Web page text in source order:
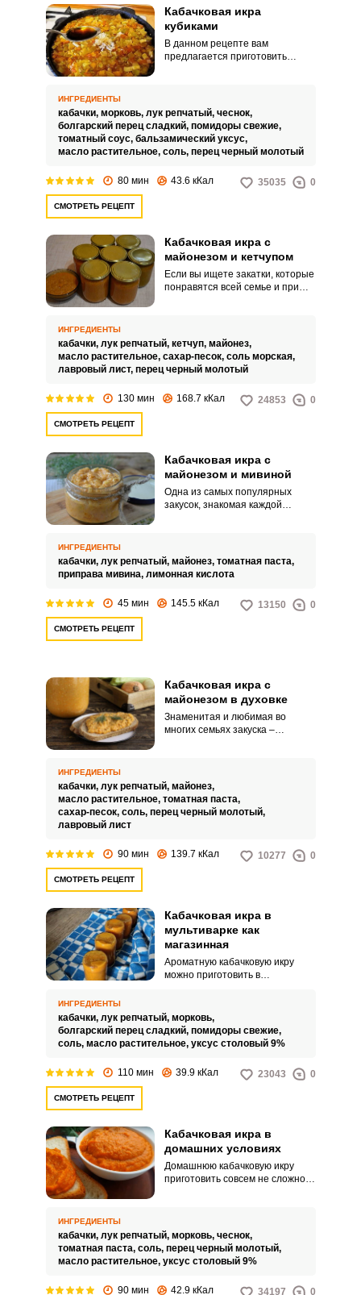
Кабачковая икра
кубиками
В данном рецепте вам
предлагается приготовить
и обжарим в сковородке.
ИНГРЕДИЕНТЫ
кабачки, морковь, лук репчатый, чеснок,
болгарский перец сладкий, помидоры свежие,
томатный соус, бальзамический уксус,
масло растительное, соль, перец черный молотый
80 мин 43.6 кКал 35035 0
СМОТРЕТЬ РЕЦЕПТ
Кабачковая икра с
майонезом и кетчупом
Если вы ищете закатки, которые
понравятся всей семье и при
обращайтесь к рецепту
кабачковой икры с майонезом и
кетчупом. Нежная и сочная
кабачковая икра станет
любому мясному или рыбному
ИНГРЕДИЕНТЫ
кабачки, лук репчатый, кетчуп, майонез,
масло растительное, сахар-песок, соль морская,
лавровый лист, перец черный молотый
130 мин 168.7 кКал 24853 0
СМОТРЕТЬ РЕЦЕПТ
Кабачковая икра с
майонезом и мивиной
Одна из самых популярных
закусок, знакомая каждой
закуска очень сочная, нежная и
отлично подходит к любому
ИНГРЕДИЕНТЫ
кабачки, лук репчатый, майонез, томатная паста,
приправа мивина, лимонная кислота
45 мин 145.5 кКал 13150 0
СМОТРЕТЬ РЕЦЕПТ
Кабачковая икра с
майонезом в духовке
Знаменитая и любимая во
многих семьях закуска –
блюдо выходит питательным,
витаминным и очень полезным.
ИНГРЕДИЕНТЫ
кабачки, лук репчатый, майонез,
масло растительное, томатная паста,
сахар-песок, соль, перец черный молотый,
лавровый лист
90 мин 139.7 кКал 10277 0
СМОТРЕТЬ РЕЦЕПТ
Кабачковая икра в
мультиварке как
магазинная
Ароматную кабачковую икру
можно приготовить в
дополнять ваш стол в любое
время года.
ИНГРЕДИЕНТЫ
кабачки, лук репчатый, морковь,
болгарский перец сладкий, помидоры свежие,
соль, масло растительное, уксус столовый 9%
110 мин 39.9 кКал 23043 0
СМОТРЕТЬ РЕЦЕПТ
Кабачковая икра в
домашних условиях
Домашнюю кабачковую икру
приготовить совсем не сложно.
ИНГРЕДИЕНТЫ
кабачки, лук репчатый, морковь, чеснок,
томатная паста, соль, перец черный молотый,
масло растительное, уксус столовый 9%
90 мин 42.9 кКал 34197 0